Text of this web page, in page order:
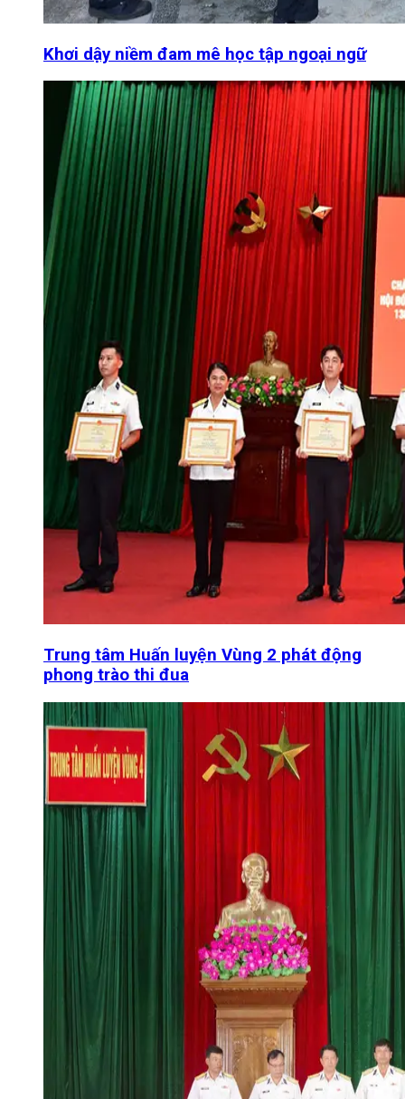
Khơi dậy niềm đam mê học tập ngoại ngữ
Trung tâm Huấn luyện Vùng 2 phát động
phong trào thi đua